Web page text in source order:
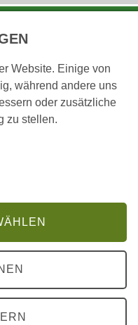
Abfrage
Website. Einige von
während andere uns
oder zusätzliche
zu stellen.